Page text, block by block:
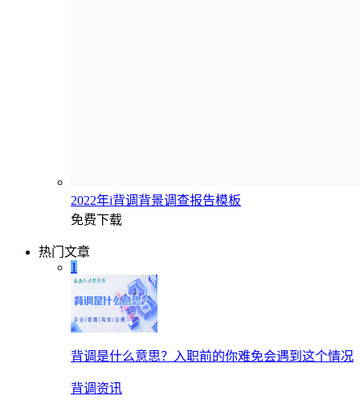
2022年i背调背景调查报告模板
免费下载
热门文章
1
背调是什么意思？入职前的你难免会遇到这个情况
背调资讯